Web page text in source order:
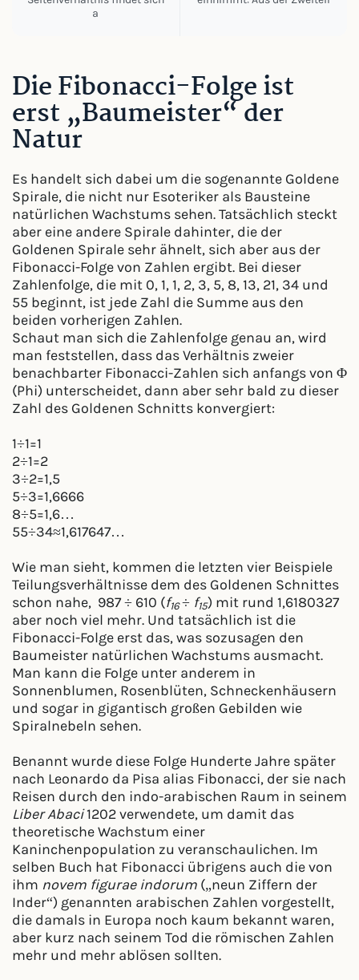
a
Die Fibonacci-Folge ist
erst „Baumeister“ der
Natur
Es handelt sich dabei um die sogenannte Goldene
Spirale, die nicht nur Esoteriker als Bausteine
natürlichen Wachstums sehen. Tatsächlich steckt
aber eine andere Spirale dahinter, die der
Goldenen Spirale sehr ähnelt, sich aber aus der
Fibonacci-Folge von Zahlen ergibt. Bei dieser
Zahlenfolge, die mit 0, 1, 1, 2, 3, 5, 8, 13, 21, 34 und
55 beginnt, ist jede Zahl die Summe aus den
beiden vorherigen Zahlen.
Schaut man sich die Zahlenfolge genau an, wird
man feststellen, dass das Verhältnis zweier
benachbarter Fibonacci-Zahlen sich anfangs von Φ
(Phi) unterscheidet, dann aber sehr bald zu dieser
Zahl des Goldenen Schnitts konvergiert:
1÷1=1
2÷1=2
3÷2=1,5
5÷3=1,6666
8÷5=1,6…
55÷34≈1,617647…
Wie man sieht, kommen die letzten vier Beispiele
Teilungsverhältnisse dem des Goldenen Schnittes
schon nahe, 987 ÷ 610 (f16÷ f15) mit rund 1,6180327
aber noch viel mehr. Und tatsächlich ist die
Fibonacci-Folge erst das, was sozusagen den
Baumeister natürlichen Wachstums ausmacht.
Man kann die Folge unter anderem in
Sonnenblumen, Rosenblüten, Schneckenhäusern
und sogar in gigantisch großen Gebilden wie
Spiralnebeln sehen.
Benannt wurde diese Folge Hunderte Jahre später
nach Leonardo da Pisa alias Fibonacci, der sie nach
Reisen durch den indo-arabischen Raum in seinem
Liber Abaci1202 verwendete, um damit das
theoretische Wachstum einer
Kaninchenpopulation zu veranschaulichen. Im
selben Buch hat Fibonacci übrigens auch die von
ihm novem figurae indorum („neun Ziffern der
Inder“) genannten arabischen Zahlen vorgestellt,
die damals in Europa noch kaum bekannt waren,
aber kurz nach seinem Tod die römischen Zahlen
mehr und mehr ablösen sollten.